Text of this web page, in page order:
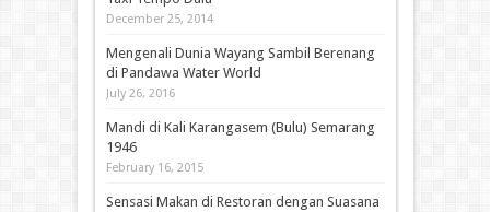
December 25, 2014
Mengenali Dunia Wayang Sambil Berenang
di Pandawa Water World
July 26, 2016
Mandi di Kali Karangasem (Bulu) Semarang
1946
February 16, 2015
Sensasi Makan di Restoran dengan Suasana